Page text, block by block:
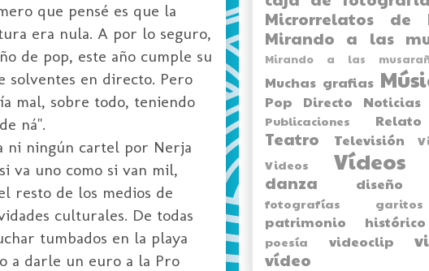
que pensé es que la
era nula. A por lo seguro,
de pop, este año cumple su
solventes en directo. Pero
mal, sobre todo, teniendo
ná".
ni ningún cartel por Nerja
va uno como si van mil,
resto de los medios de
culturales. De todas
tumbados en la playa
a darle un euro a la Pro
Microrrelatos de
Mirando a las
Mirando a las
Muchas grafias
Pop Directo Noticias
Publicaciones Relato
Teatro Televisión
Videos
Vídeos
danza diseño
fotografías garitos
patrimonio histórico
poesía videoclip
vídeo